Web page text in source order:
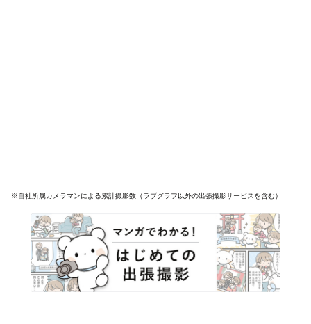
※自社所属カメラマンによる累計撮影数（ラブグラフ以外の出張撮影サービスを含む）